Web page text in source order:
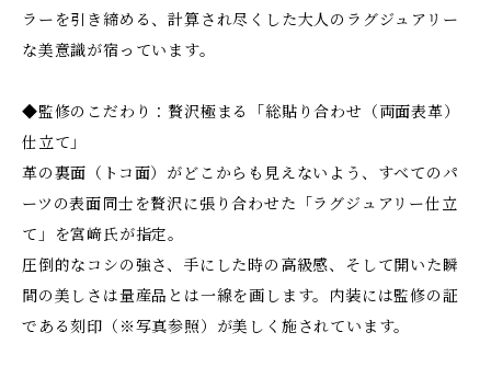
ラーを引き締める、計算され尽くした大人のラグジュアリー
な美意識が宿っています。
◆監修のこだわり：贅沢極まる「総貼り合わせ（両面表革）
仕立て」
革の裏面（トコ面）がどこからも見えないよう、すべてのパ
ーツの表面同士を贅沢に張り合わせた「ラグジュアリー仕立
て」を宮﨑氏が指定。
圧倒的なコシの強さ、手にした時の高級感、そして開いた瞬
間の美しさは量産品とは一線を画します。内装には監修の証
である刻印（※写真参照）が美しく施されています。